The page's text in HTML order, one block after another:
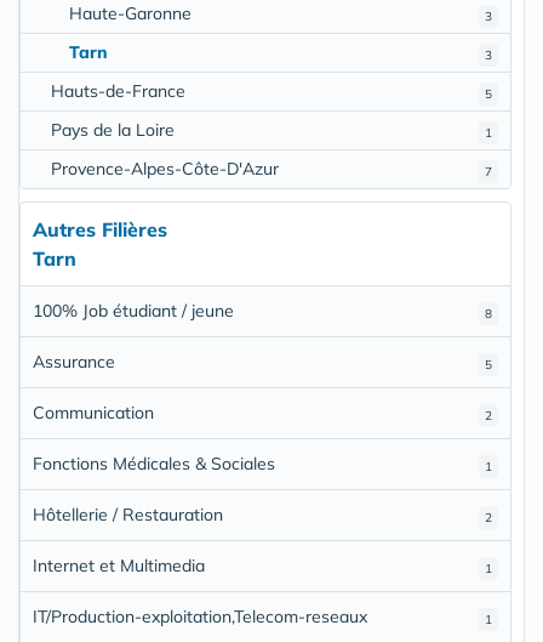
3
Haute-Garonne
3
Tarn
5
Hauts-de-France
1
Pays de la Loire
7
Provence-Alpes-Côte-D'Azur
Autres Filières
Tarn
8
100% Job étudiant / jeune
5
Assurance
2
Communication
1
Fonctions Médicales & Sociales
2
Hôtellerie / Restauration
1
Internet et Multimedia
1
IT/Production-exploitation,Telecom-reseaux